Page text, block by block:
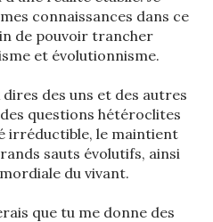
connaissances dans ce
de pouvoir trancher
et évolutionnisme.
des uns et des autres
questions hétéroclites
irréductible, le maintient
sauts évolutifs, ainsi
du vivant.
que tu me donne des